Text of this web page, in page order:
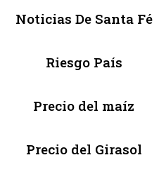
Noticias De Santa Fé
Riesgo País
Precio del maíz
Precio del Girasol